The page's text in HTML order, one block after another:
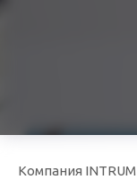
Компания